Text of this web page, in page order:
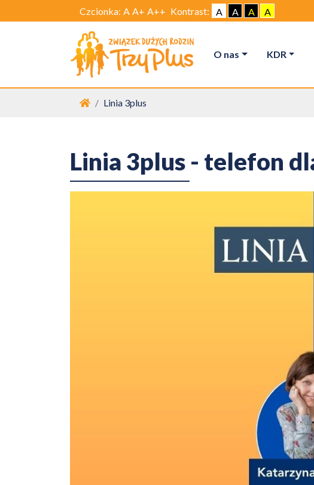
Czcionka: A A+ A++ Kontrast: A A A A
O nas KDR
Strona główna
Linia 3plus
Linia 3plus - telefon